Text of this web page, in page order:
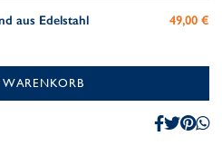
aus Edelstahl 49,00 €